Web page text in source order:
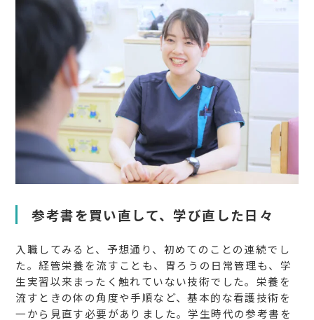
参考書を買い直して、学び直した日々
入職してみると、予想通り、初めてのことの連続でし
た。経管栄養を流すことも、胃ろうの日常管理も、学
生実習以来まったく触れていない技術でした。栄養を
流すときの体の角度や手順など、基本的な看護技術を
一から見直す必要がありました。学生時代の参考書を